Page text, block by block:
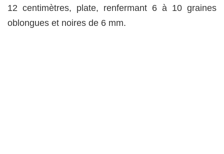
12 centimètres, plate, renfermant 6 à 10 graines
oblongues et noires de 6 mm.